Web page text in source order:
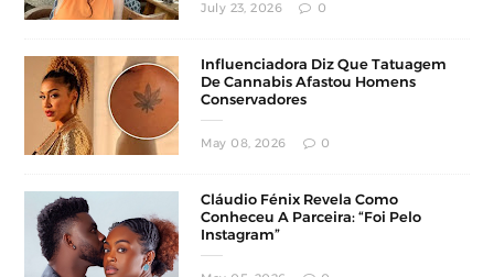
July 23, 2026 0
Influenciadora Diz Que Tatuagem
De Cannabis Afastou Homens
Conservadores
May 08, 2026 0
Cláudio Fénix Revela Como
Conheceu A Parceira: “Foi Pelo
Instagram”